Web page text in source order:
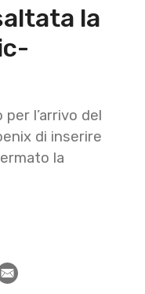
la
l’arrivo del
di inserire
la